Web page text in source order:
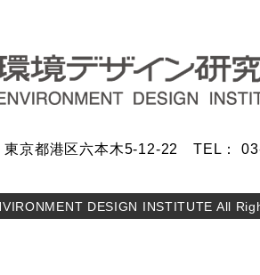
京都港区六本木5-12-22 TEL：
DESIGN INSTITUTE All